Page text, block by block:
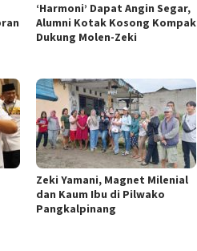
‘Harmoni’ Dapat Angin Segar,
Alumni Kotak Kosong Kompak
Dukung Molen-Zeki
Zeki Yamani, Magnet Milenial
dan Kaum Ibu di Pilwako
Pangkalpinang